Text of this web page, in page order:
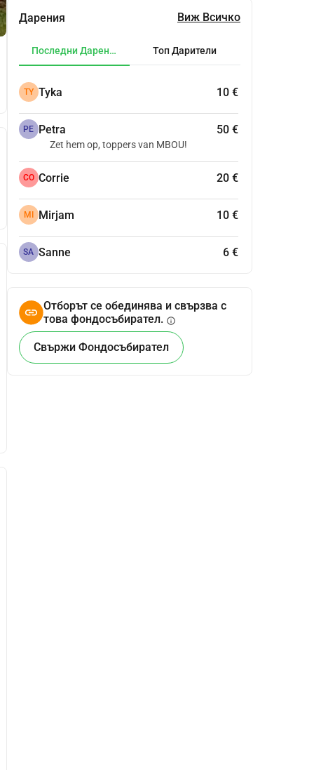
Дарения Виж Всичко
Последни Дарения Топ Дарители
TY Tyka 10 €
PE Petra 50 €
Zet hem op, toppers van MBOU!
CO Corrie 20 €
MI Mirjam 10 €
SA Sanne 6 €
Отборът се обединява и свързва с
това фондосъбирател. info
Свържи Фондосъбирател